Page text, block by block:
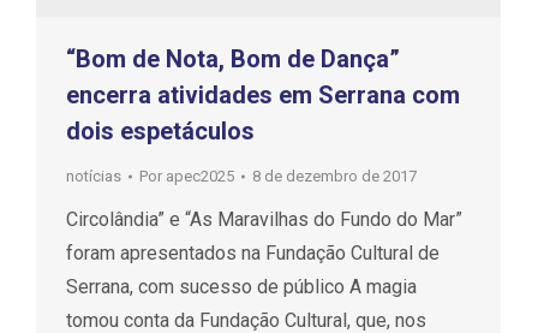
“Bom de Nota, Bom de Dança”
encerra atividades em Serrana com
dois espetáculos
notícias Por apec2025 8 de dezembro de 2017
Circolândia” e “As Maravilhas do Fundo do Mar”
foram apresentados na Fundação Cultural de
Serrana, com sucesso de público A magia
tomou conta da Fundação Cultural, que, nos